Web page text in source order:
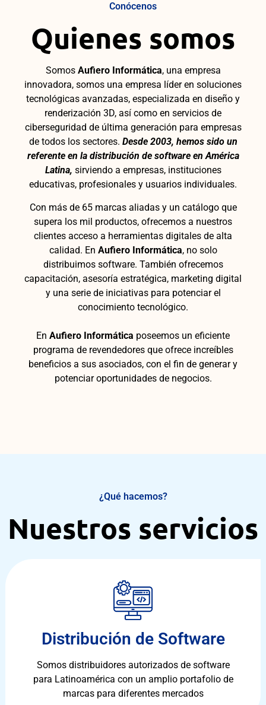
Conócenos
Quienes somos
Somos Aufiero Informática, una empresa
innovadora, somos una empresa líder en soluciones
tecnológicas avanzadas, especializada en diseño y
renderización 3D, así como en servicios de
ciberseguridad de última generación para empresas
de todos los sectores. Desde 2003, hemos sido un
referente en la distribución de software en América
Latina, sirviendo a empresas, instituciones
educativas, profesionales y usuarios individuales.
Con más de 65 marcas aliadas y un catálogo que
supera los mil productos, ofrecemos a nuestros
clientes acceso a herramientas digitales de alta
calidad. En Aufiero Informática, no solo
distribuimos software. También ofrecemos
capacitación, asesoría estratégica, marketing digital
y una serie de iniciativas para potenciar el
conocimiento tecnológico.
En Aufiero Informática poseemos un eficiente
programa de revendedores que ofrece increíbles
beneficios a sus asociados, con el fin de generar y
potenciar oportunidades de negocios.
¿Qué hacemos?
Nuestros servicios
Distribución de Software
Somos distribuidores autorizados de software
para Latinoamérica con un amplio portafolio de
marcas para diferentes mercados